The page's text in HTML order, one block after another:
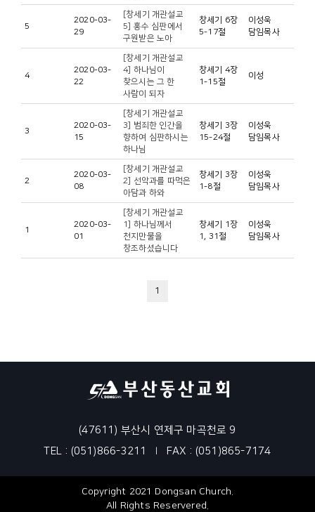
5
2020-03-
29
[창세기 개관설교
5] 홍수 심판에서
구원받은 노아
창세기 6장
5-17절
이성욱
담임목사
4
2020-03-
22
[창세기 개관설교
4] 하나님이
찾으시는 그 한
사람이 되자
창세기 4장
1-15절
이성
3
2020-03-
15
[창세기 개관설교
3] 범죄한 인간을
향하여 심판하시는
하나님
창세기 3장
15-24절
이성욱
담임목사
2
2020-03-
08
[창세기 개관설교
2] 선악과를 따먹은
아담과 하와
창세기 3장
1-8절
이성욱
담임목사
1
2020-03-
01
[창세기 개관설교
1] 하나님께서
천지만물을
창조하셨습니다
창세기 1장
1, 31절
이성욱
담임목사
1
(47611) 부산시 연제구 마곡천로 9
TEL : (051)866-3211
| FAX : (051)865-7174
Copyright 2021 Dongsan Church.
All Rights Reservered.